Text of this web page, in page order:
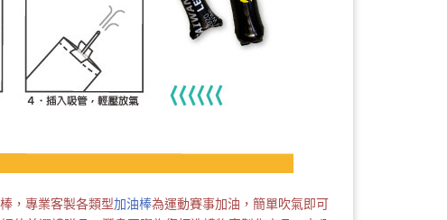
，專業客製各類型加油棒為運動賽事加油，簡單吹氣即可